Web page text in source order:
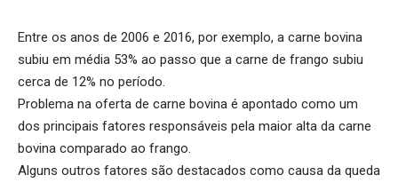
Entre os anos de 2006 e 2016, por exemplo, a carne bovina
subiu em média 53% ao passo que a carne de frango subiu
cerca de 12% no período.
Problema na oferta de carne bovina é apontado como um
dos principais fatores responsáveis pela maior alta da carne
bovina comparado ao frango.
Alguns outros fatores são destacados como causa da queda